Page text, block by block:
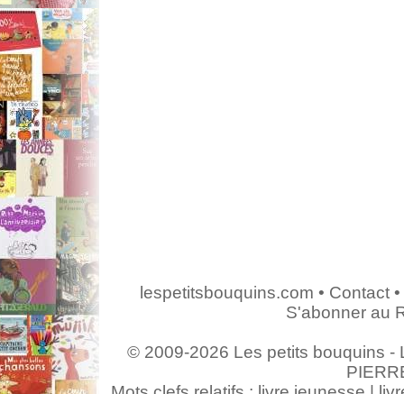
lespetitsbouquins.com • Contact•
S'abonner au
© 2009-2026 Les petits bouquins -